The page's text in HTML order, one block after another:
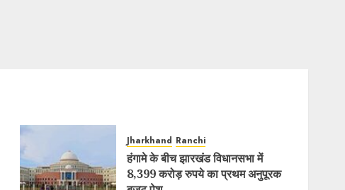
Jharkhand Ranchi
हंगामे के बीच झारखंड विधानसभा में
8,399 करोड़ रुपये का प्रथम अनुपूरक